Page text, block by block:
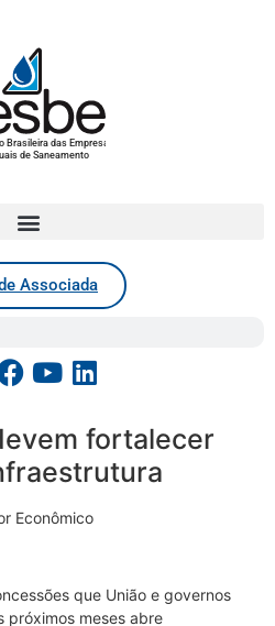
Brasileira das Empresas
de Saneamento
Associada
fortalecer
Econômico
que União e governos
próximos meses abre